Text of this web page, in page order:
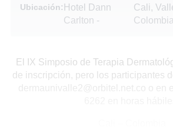
Ubicación: Hotel Dann
Carlton -
Cali,
Colombia
El IX Simposio de Terapia
de inscripción, pero los participantes